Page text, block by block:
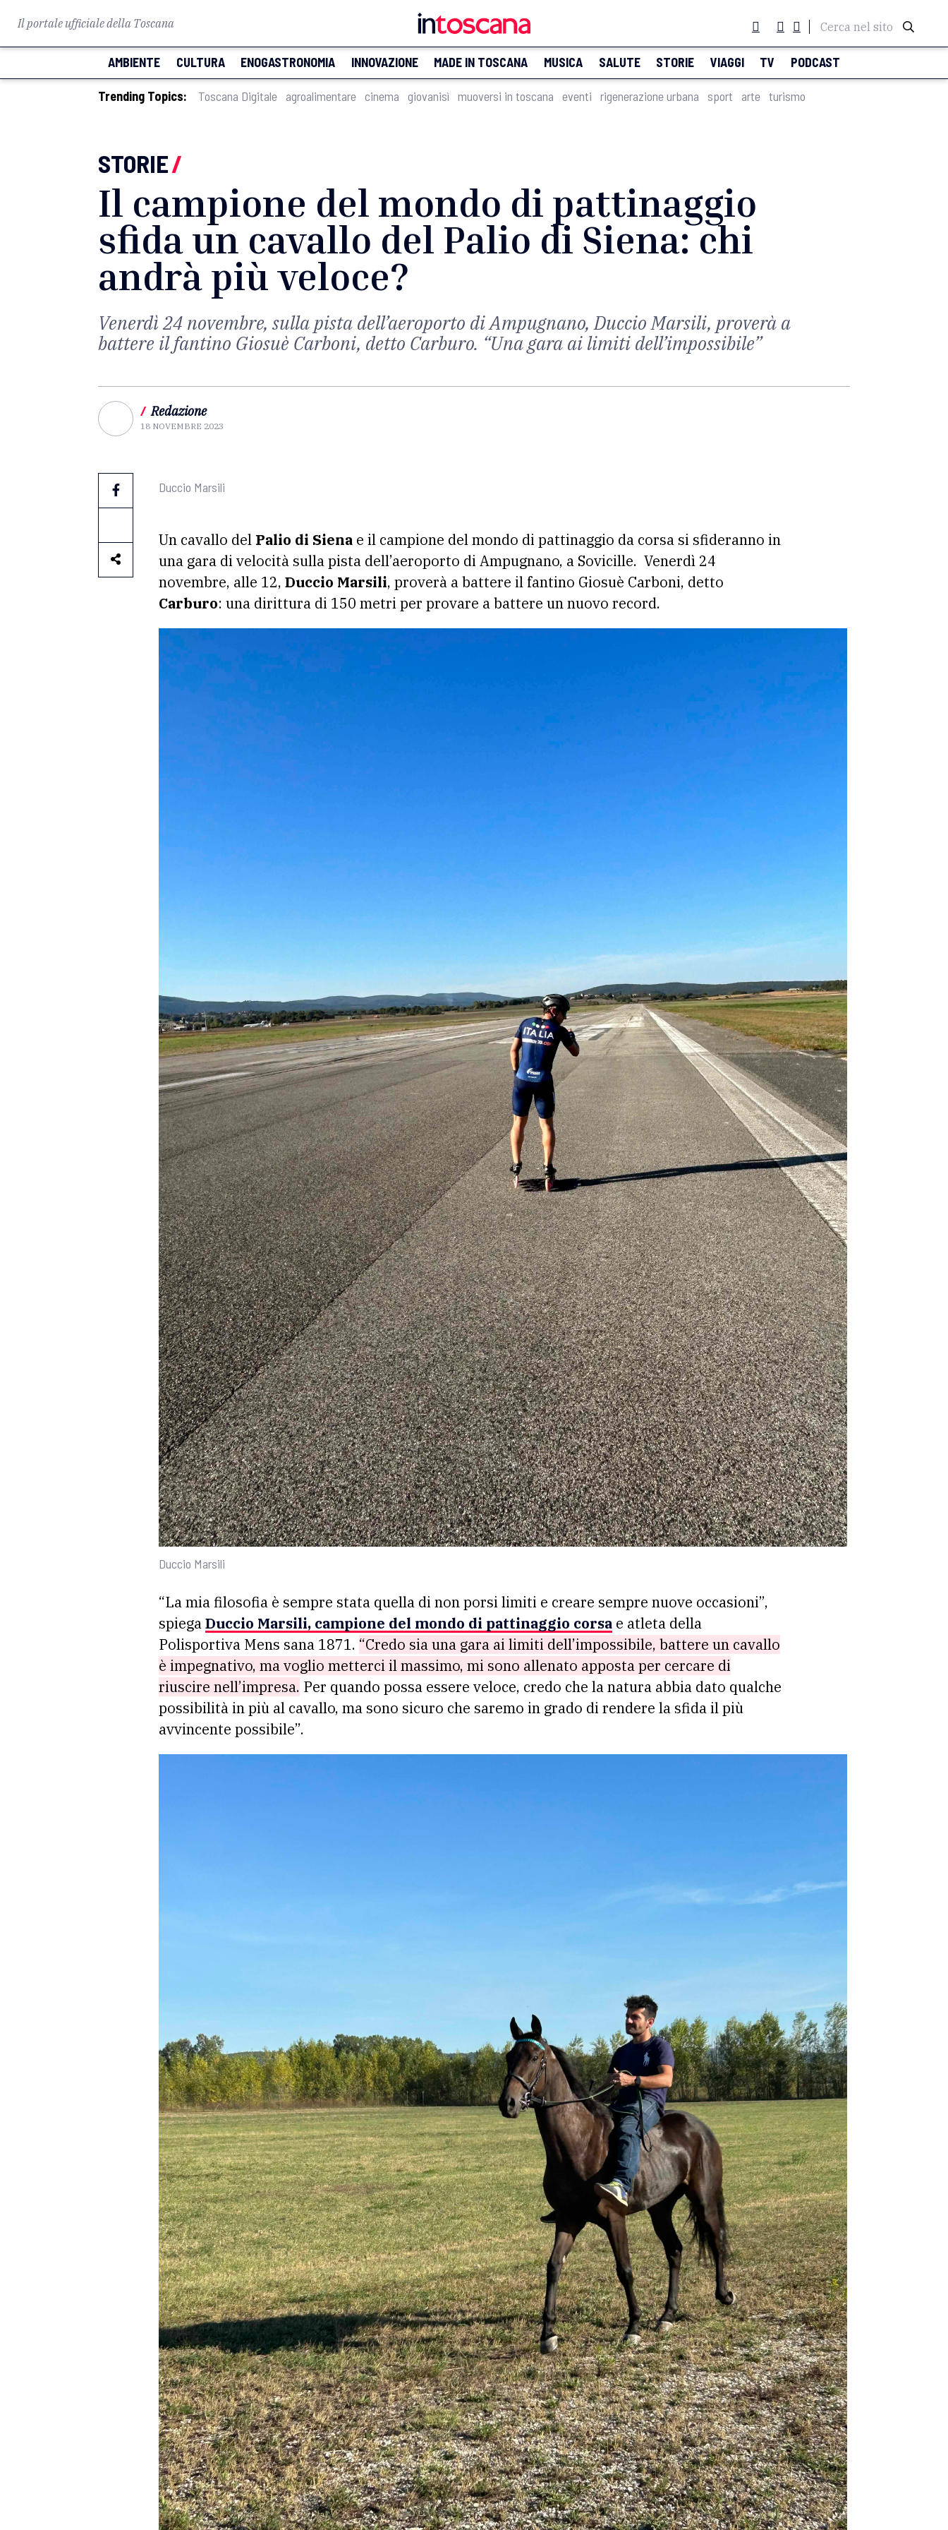
Il portale ufficiale della Toscana Cerca nel sito
AMBIENTE CULTURA ENOGASTRONOMIA INNOVAZIONE MADE IN TOSCANA MUSICA SALUTE STORIE VIAGGI TV PODCAST
Trending Topics: Toscana Digitale agroalimentare cinema giovanisì muoversi in toscana eventi rigenerazione urbana sport arte turismo
STORIE/
Il campione del mondo di pattinaggio
sfida un cavallo del Palio di Siena: chi
andrà più veloce?
Venerdì 24 novembre, sulla pista dell’aeroporto di Ampugnano, Duccio Marsili, proverà a
battere il fantino Giosuè Carboni, detto Carburo. “Una gara ai limiti dell’impossibile”
/ Redazione
18 NOVEMBRE 2023
Duccio Marsili
Un cavallo del Palio di Siena e il campione del mondo di pattinaggio da corsa si sfideranno in
una gara di velocità sulla pista dell’aeroporto di Ampugnano, a Sovicille. Venerdì 24
novembre, alle 12, Duccio Marsili, proverà a battere il fantino Giosuè Carboni, detto
Carburo: una dirittura di 150 metri per provare a battere un nuovo record.
Duccio Marsili
“La mia filosofia è sempre stata quella di non porsi limiti e creare sempre nuove occasioni”,
spiegaDuccio Marsili, campione del mondo di pattinaggio corsa e atleta della
Polisportiva Mens sana 1871. “Credo sia una gara ai limiti dell’impossibile, battere un cavallo
è impegnativo, ma voglio metterci il massimo, mi sono allenato apposta per cercare di
riuscire nell’impresa. Per quando possa essere veloce, credo che la natura abbia dato qualche
possibilità in più al cavallo, ma sono sicuro che saremo in grado di rendere la sfida il più
avvincente possibile”.